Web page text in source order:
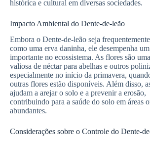
histórica e cultural em diversas sociedades.
Impacto Ambiental do Dente-de-leão
Embora o Dente-de-leão seja
como uma erva daninha, ele desempenha
importante no ecossistema. As flores são
valiosa de néctar para abelhas e outros
especialmente no início da primavera,
outras flores estão disponíveis. Além disso,
ajudam a arejar o solo e a prevenir a erosão,
contribuindo para a saúde do solo em áreas
abundantes.
Considerações sobre o Controle do Dente-